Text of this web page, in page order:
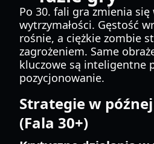
Po 30. fali gra zmienia
wytrzymałości. Gęstość
rośnie, a ciężkie zombie
zagrożeniem. Same
kluczowe są inteligentne
pozycjonowanie.
Strategie w
(Fala 30+)